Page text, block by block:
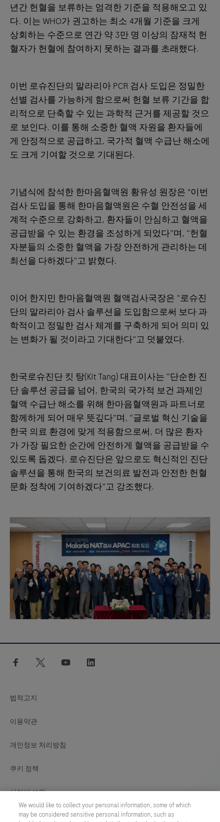
년간 헌혈을 보류하는 엄격한 기준을 적용해오고 있
다. 이는 WHO가 권고하는 최소 4개월 기준을 크게
상회하는 수준으로 연간 약 3만 명 이상의 잠재적 헌
혈자가 헌혈에 참여하지 못하는 결과를 초래했다.
이번 로슈진단의 말라리아 PCR 검사 도입은 정밀한
선별 검사를 가능하게 함으로써 헌혈 보류 기간을 합
리적으로 단축할 수 있는 과학적 근거를 제공할 것으
로 보인다. 이를 통해 소중한 혈액 자원을 환자들에
게 안정적으로 공급하고, 국가적 혈액 수급난 해소에
도 크게 기여할 것으로 기대된다.
기념식에 참석한 한마음혈액원 황유성 원장은 "이번
검사 도입을 통해 한마음혈액원은 수혈 안전성을 세
계적 수준으로 강화하고, 환자들이 안심하고 혈액을
공급받을 수 있는 환경을 조성하게 되었다”며, “헌혈
자분들의 소중한 혈액을 가장 안전하게 관리하는 데
최선을 다하겠다”고 밝혔다.
이어 한지민 한마음혈액원 혈액검사국장은 “로슈진
단의 말라리아 검사 솔루션을 도입함으로써 보다 과
학적이고 정밀한 검사 체계를 구축하게 되어 의미 있
는 변화가 될 것이라고 기대한다”고 덧붙였다.
한국로슈진단 킷 탕(Kit Tang) 대표이사는 “단순한 진
단 솔루션 공급을 넘어, 한국의 국가적 보건 과제인
혈액 수급난 해소를 위해 한마음혈액원과 파트너로
함께하게 되어 매우 뜻깊다”며, “글로벌 혁신 기술을
한국 의료 환경에 맞게 적용함으로써, 더 많은 환자
가 가장 필요한 순간에 안전하게 혈액을 공급받을 수
있도록 돕겠다. 로슈진단은 앞으로도 혁신적인 진단
솔루션을 통해 한국의 보건의료 발전과 안전한 헌혈
문화 정착에 기여하겠다”고 강조했다.
facebook twitter youtube
법적고지
이용약관
개인정보 처리방침
쿠키 정책
사이버 보안
쿠키 기본설정
We would like to collect your personal information, some of which
may be considered sensitive personal information, such as